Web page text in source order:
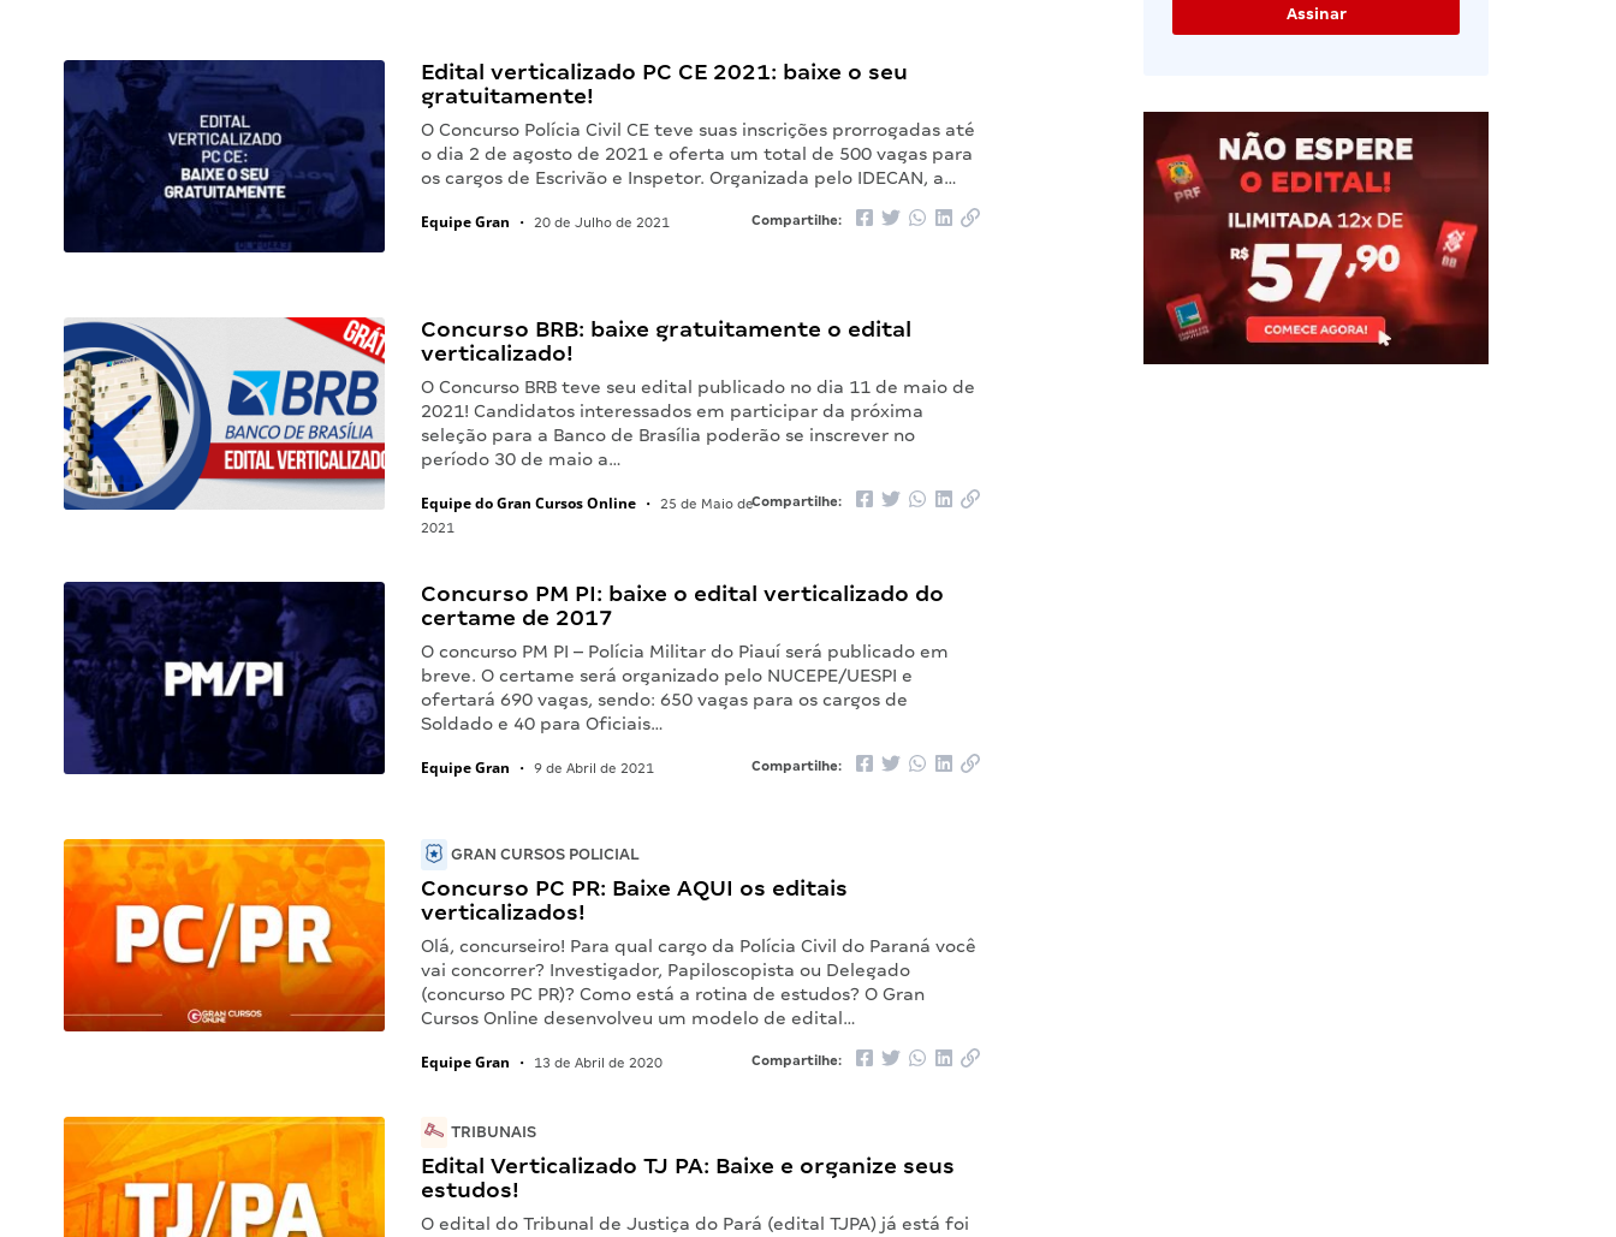
Edital verticalizado PC CE 2021: baixe o seu
gratuitamente!
O Concurso Polícia Civil CE teve suas inscrições prorrogadas até
o dia 2 de agosto de 2021 e oferta um total de 500 vagas para
os cargos de Escrivão e Inspetor. Organizada pelo IDECAN, a…
Equipe Gran • 20 de Julho de 2021 Compartilhe:
Concurso BRB: baixe gratuitamente o edital
verticalizado!
O Concurso BRB teve seu edital publicado no dia 11 de maio de
2021! Candidatos interessados em participar da próxima
seleção para a Banco de Brasília poderão se inscrever no
período 30 de maio a…
Equipe do Gran Cursos Online •
25 de Maio de
2021
Compartilhe:
Concurso PM PI: baixe o edital verticalizado do
certame de 2017
O concurso PM PI – Polícia Militar do Piauí será publicado em
breve. O certame será organizado pelo NUCEPE/UESPI e
ofertará 690 vagas, sendo: 650 vagas para os cargos de
Soldado e 40 para Oficiais…
Equipe Gran • 9 de Abril de 2021 Compartilhe:
GRAN CURSOS POLICIAL
Concurso PC PR: Baixe AQUI os editais
verticalizados!
Olá, concurseiro! Para qual cargo da Polícia Civil do Paraná você
vai concorrer? Investigador, Papiloscopista ou Delegado
(concurso PC PR)? Como está a rotina de estudos? O Gran
Cursos Online desenvolveu um modelo de edital…
Equipe Gran • 13 de Abril de 2020 Compartilhe:
TRIBUNAIS
Edital Verticalizado TJ PA: Baixe e organize seus
estudos!
O edital do Tribunal de Justiça do Pará (edital TJPA) já está foi